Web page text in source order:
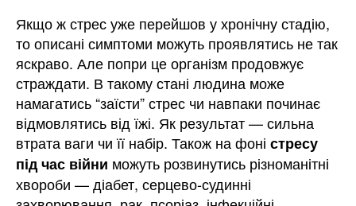
Якщо ж стрес уже перейшов у хронічну стадію,
то описані симптоми можуть проявлятись не так
яскраво. Але попри це організм продовжує
страждати. В такому стані людина може
намагатись “заїсти” стрес чи навпаки починає
відмовлятись від їжі. Як результат — сильна
втрата ваги чи її набір. Також на фоні стресу
під час війни можуть розвинутись різноманітні
хвороби — діабет, серцево-судинні